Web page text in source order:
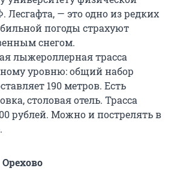
— это одно из редких
погоды страхуют
снегом.
лыжероллерная трасса
уровню: общий набор
190 метров. Есть
столовая отель. Трасса
рублей. Можно и пострелять в